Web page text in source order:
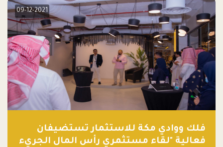
09-12-2021
فلك ووادي مكة للاستثمار تستضيفان
فعالية "لقاء مستثمري رأس المال الجريء